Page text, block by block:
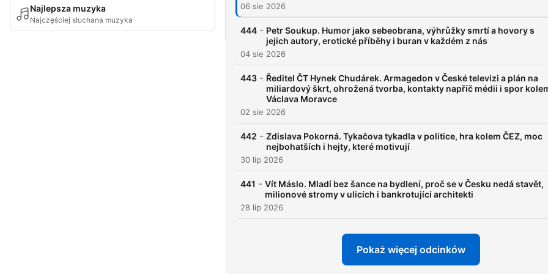
Najlepsza muzyka
Najczęściej słuchana muzyka
06 sie 2026
444 - Petr Soukup. Humor jako sebeobrana, výhrůžky smrtí a hovory s
jejich autory, erotické příběhy i buran v každém z nás
04 sie 2026
443 - Ředitel ČT Hynek Chudárek. Armagedon v České televizi a plán na
miliardový škrt, ohrožená tvorba, kontakty napříč médii i spor
Václava Moravce
02 sie 2026
442 - Zdislava Pokorná. Tykačova tykadla v politice, hra kolem ČEZ, moc
nejbohatších i hejty, které motivují
30 lip 2026
441 - Vít Máslo. Mladí bez šance na bydlení, proč se v Česku nedá stavět,
milionové stromy v ulicích i bankrotující architekti
28 lip 2026
Pokaż więcej odcinków